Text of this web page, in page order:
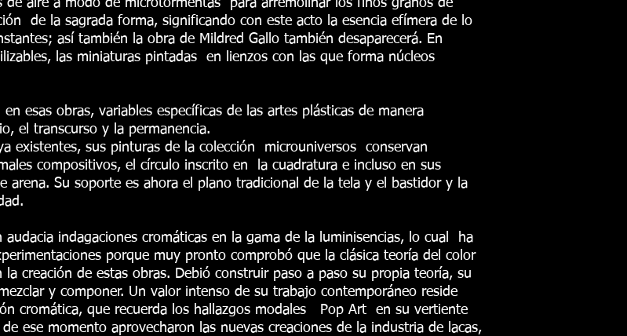
aire a modo de microtormentas para arremolinar los finos granos de
de la sagrada forma, significando con este acto la esencia efímera de lo
así también la obra de Mildred Gallo también desaparecerá. En
las miniaturas pintadas en lienzos con las que forma núcleos
esas obras, variables específicas de las artes plásticas de manera
el transcurso y la permanencia.
existentes, sus pinturas de la colección microuniversos conservan
compositivos, el círculo inscrito en la cuadratura e incluso en sus
arena. Su soporte es ahora el plano tradicional de la tela y el bastidor y la
audacia indagaciones cromáticas en la gama de la luminisencias, lo cual ha
porque muy pronto comprobó que la clásica teoría del color
la creación de estas obras. Debió construir paso a paso su propia teoría, su
y componer. Un valor intenso de su trabajo contemporáneo reside
cromática, que recuerda los hallazgos modales Pop Art en su vertiente
ese momento aprovecharon las nuevas creaciones de la industria de lacas,